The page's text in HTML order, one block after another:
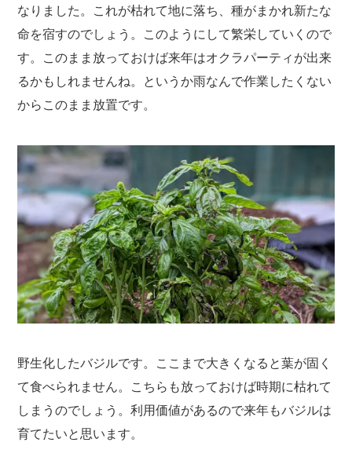
なりました。これが枯れて地に落ち、種がまかれ新たな
命を宿すのでしょう。このようにして繁栄していくので
す。このまま放っておけば来年はオクラパーティが出来
るかもしれませんね。というか雨なんで作業したくない
からこのまま放置です。
野生化したバジルです。ここまで大きくなると葉が固く
て食べられません。こちらも放っておけば時期に枯れて
しまうのでしょう。利用価値があるので来年もバジルは
育てたいと思います。